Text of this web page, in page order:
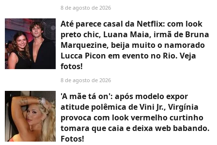
8 de agosto de 2026
Até parece casal da Netflix: com look
preto chic, Luana Maia, irmã de Bruna
Marquezine, beija muito o namorado
Lucca Picon em evento no Rio. Veja
fotos!
8 de agosto de 2026
'A mãe tá on': após modelo expor
atitude polêmica de Vini Jr., Virgínia
provoca com look vermelho curtinho
tomara que caia e deixa web babando.
Fotos!